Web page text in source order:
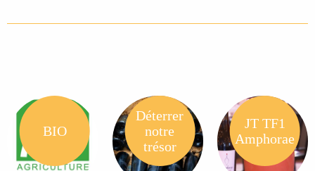
BIO
Déterrer
notre
trésor
JT TF1
Amphorae